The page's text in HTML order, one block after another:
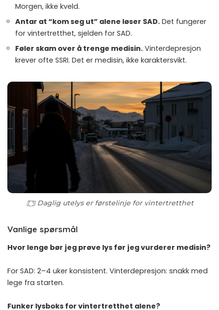
Morgen, ikke kveld.
Antar at “kom seg ut” alene løser SAD. Det fungerer
for vintertretthet, sjelden for SAD.
Føler skam over å trenge medisin. Vinterdepresjon
krever ofte SSRI. Det er medisin, ikke karaktersvikt.
Daglig utelys er førstelinje for vintertretthet
Vanlige spørsmål
Hvor lenge bør jeg prøve lys før jeg vurderer medisin?
For SAD: 2–4 uker konsistent. Vinterdepresjon: snakk med
lege fra starten.
Funker lysboks for vintertretthet alene?